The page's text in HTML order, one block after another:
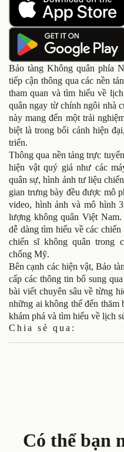
Bảo tàng Không quân phía
tiếp cận thông qua các nền
tham quan và tìm hiểu về
quân ngay từ chính ngôi nhà
này mang đến một trải
biệt là trong bối cảnh hiện
triển.
Thông qua nền tảng trực
hiện vật quý giá như các
quân sự, hình ảnh tư liệu
gian trưng bày đều được mô
video, hình ảnh và mô hình
lượng không quân Việt
dễ dàng tìm hiểu về các
chiến sĩ không quân trong
chống Mỹ.
Bên cạnh các hiện vật, Bảo
cấp các thông tin bổ sung
bài viết chuyên sâu về từng
những ai không thể đến thăm
khám phá và tìm hiểu về lịch
Chia sẻ qua:
Có thể bạn